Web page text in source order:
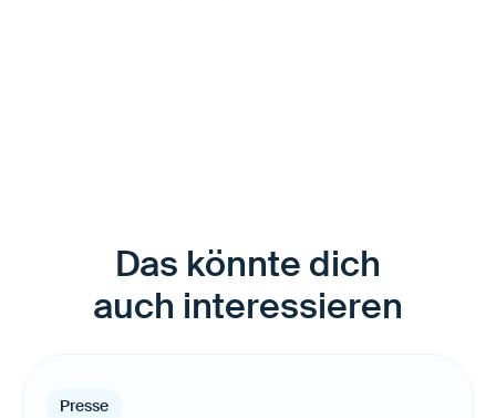
Das könnte dich
auch interessieren
Presse